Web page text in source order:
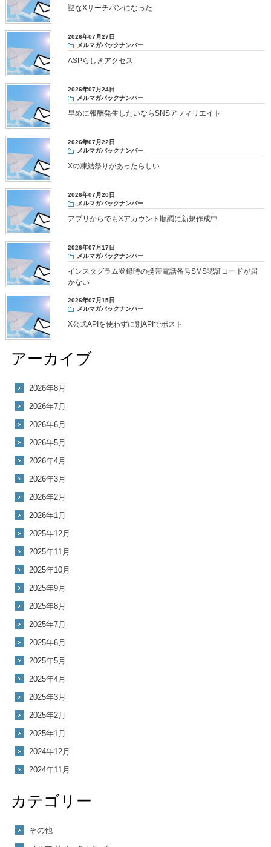
謎なXサーチバンになった
2026年07月27日
メルマガバックナンバー
ASPらしきアクセス
2026年07月24日
メルマガバックナンバー
早めに報酬発生したいならSNSアフィリエイト
2026年07月22日
メルマガバックナンバー
Xの凍結祭りがあったらしい
2026年07月20日
メルマガバックナンバー
アプリからでもXアカウント順調に新規作成中
2026年07月17日
メルマガバックナンバー
インスタグラム登録時の携帯電話番号SMS認証コードが届
かない
2026年07月15日
メルマガバックナンバー
X公式APIを使わずに別APIでポスト
アーカイブ
2026年8月
2026年7月
2026年6月
2026年5月
2026年4月
2026年3月
2026年2月
2026年1月
2025年12月
2025年11月
2025年10月
2025年9月
2025年8月
2025年7月
2025年6月
2025年5月
2025年4月
2025年3月
2025年2月
2025年1月
2024年12月
2024年11月
カテゴリー
その他